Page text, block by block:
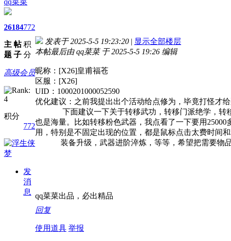
26
主
题
184
帖
子
772
积
分
高级会员
积分
772
发
消
息
发表于 2025-5-5 19:23:20 | 显示全部楼层
本帖最后由 qq菜菜 于 2025-5-5 19:26 编辑
昵称：[X26]皇甫福苍
区服：[X26]
UID：1000201000052590
优化建议：之前我提出出个活动给点修为，毕竟打怪才
下面建议一下关于转移武功，转移门派绝学，转移
也是海量。比如转移粉色武器，我点看了一下要用
用，特别是不固定出现的位置，都是鼠标点击太费时间
装备升级，武器进阶淬炼，等等，希望把需要物品
qq菜菜出品，必出精品
回复
使用道具 举报